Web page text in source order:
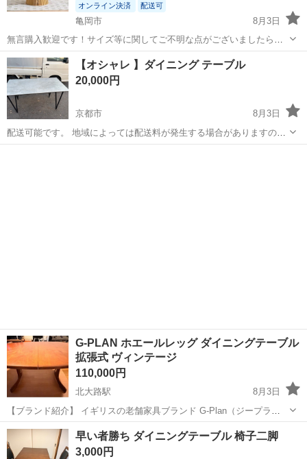
オンライン決済 配送可
亀岡市
8月3日
無言購入歓迎です！サイズ等に関してご不明な点がございましたら、
ご遠慮なくお問い合わせください。 郵送のみのご対応となりますので
よろしくお願いします。 北海道、沖縄は別途送料がかかる場合がござ
いますので、該当地域の方はコメ...
京都 亀岡市
【オシャレ 】ダイニング テーブル
20,000円
京都市
8月3日
配送可能です。 地域によっては配送料が発生する場合がありますの
で、一度ご相談ください。 お引き取りに来られるのも大丈夫です。
G-PLAN ホエールレッグ ダイニングテーブル
拡張式 ヴィンテージ
110,000円
北大路駅
8月3日
【ブランド紹介】 イギリスの老舗家具ブランド G-Plan（ジープラ
ン）。 1953年創業以来、高品質でスタイリッシュなデザインが特徴で
す。 1950〜70年代にかけてイギリス家庭で広く愛され、現在も中古市
場で高い評価を受け...
京都 京都市 北大路駅 テーブル
早い者勝ち ダイニングテーブル 椅子二脚
3,000円